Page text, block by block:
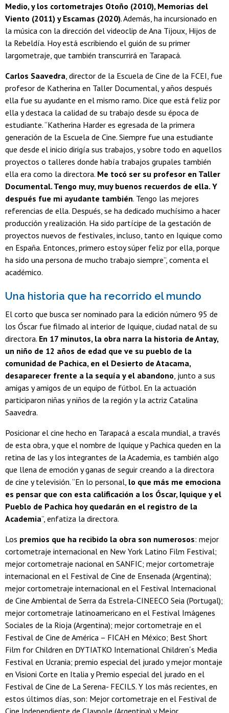
Medio, y los cortometrajes Otoño (2010), Memorias del
Viento (2011) y Escamas (2020). Además, ha incursionado en
la música con la dirección del videoclip de Ana Tijoux, Hijos de
la Rebeldía. Hoy está escribiendo el guión de su primer
largometraje, que también transcurrirá en Tarapacá.
Carlos Saavedra, director de la Escuela de Cine de la FCEI, fue
profesor de Katherina en Taller Documental, y años después
ella fue su ayudante en el mismo ramo. Dice que está feliz por
ella y destaca la calidad de su trabajo desde su época de
estudiante. “Katherina Harder es egresada de la primera
generación de la Escuela de Cine. Siempre fue una estudiante
que desde el inicio dirigía sus trabajos, y sobre todo en aquellos
proyectos o talleres donde había trabajos grupales también
ella era como la directora. Me tocó ser su profesor en Taller
Documental. Tengo muy, muy buenos recuerdos de ella. Y
después fue mi ayudante también. Tengo las mejores
referencias de ella. Después, se ha dedicado muchísimo a hacer
producción y realización. Ha sido partícipe de la gestación de
proyectos nuevos de festivales, incluso, tanto en Iquique como
en España. Entonces, primero estoy súper feliz por ella, porque
ha sido una persona de mucho trabajo siempre”, comenta el
académico.
Una historia que ha recorrido el mundo
El corto que busca ser nominado para la edición número 95 de
los Óscar fue filmado al interior de Iquique, ciudad natal de su
directora. En 17 minutos, la obra narra la historia de Antay,
un niño de 12 años de edad que ve su pueblo de la
comunidad de Pachica, en el Desierto de Atacama,
desaparecer frente a la sequía y el abandono, junto a sus
amigas y amigos de un equipo de fútbol. En la actuación
participaron niñas y niños de la región y la actriz Catalina
Saavedra.
Posicionar el cine hecho en Tarapacá a escala mundial, a través
de esta obra, y que el nombre de Iquique y Pachica queden en la
retina de las y los integrantes de la Academia, es también algo
que llena de emoción y ganas de seguir creando a la directora
de cine y televisión. “En lo personal, lo que más me emociona
es pensar que con esta calificación a los Óscar, Iquique y el
Pueblo de Pachica hoy quedarán en el registro de la
Academia”, enfatiza la directora.
Los premios que ha recibido la obra son numerosos: mejor
cortometraje internacional en New York Latino Film Festival;
mejor cortometraje nacional en SANFIC; mejor cortometraje
internacional en el Festival de Cine de Ensenada (Argentina);
mejor cortometraje internacional en el Festival Internacional
de Cine Ambiental de Serra da Estrela-CINEECO Seia (Portugal);
mejor cortometraje latinoamericano en el Festival Imágenes
Sociales de la Rioja (Argentina); mejor cortometraje en el
Festival de Cine de América – FICAH en México; Best Short
Film for Children en DYTIATKO International Children´s Media
Festival en Ucrania; premio especial del jurado y mejor montaje
en Visioni Corte en Italia y Premio especial del jurado en el
Festival de Cine de La Serena- FECILS. Y los más recientes, en
estos últimos días, son: Mejor cortometraje en el Festival de